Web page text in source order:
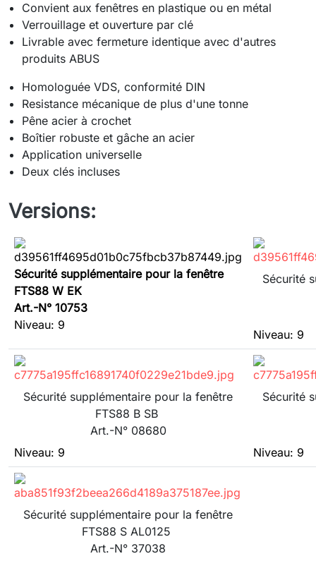
Convient aux fenêtres en plastique ou en métal
Verrouillage et ouverture par clé
Livrable avec fermeture identique avec d'autres
produits ABUS
Homologuée VDS, conformité DIN
Resistance mécanique de plus d'une tonne
Pêne acier à crochet
Boîtier robuste et gâche an acier
Application universelle
Deux clés incluses
Versions:
Sécurité supplémentaire pour la fenêtre
FTS88 W EK
Art.-N° 10753
Niveau: 9
Sécurité
Niveau: 9
Sécurité supplémentaire pour la fenêtre
FTS88 B SB
Art.-N° 08680
Niveau: 9
Sécurité
Niveau: 9
Sécurité supplémentaire pour la fenêtre
FTS88 S AL0125
Art.-N° 37038